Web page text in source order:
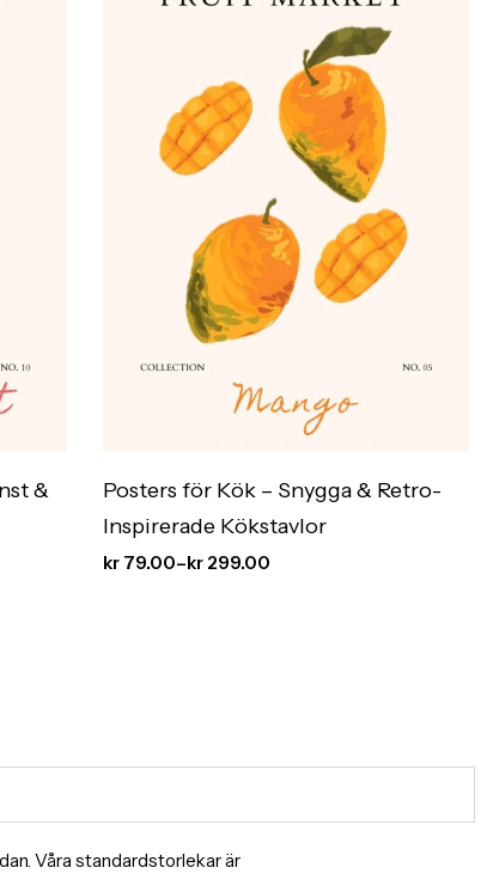
&
Posters för Kök – Snygga & Retro-
Inspirerade Kökstavlor
kr 79.00–kr 299.00
Våra standardstorlekar är